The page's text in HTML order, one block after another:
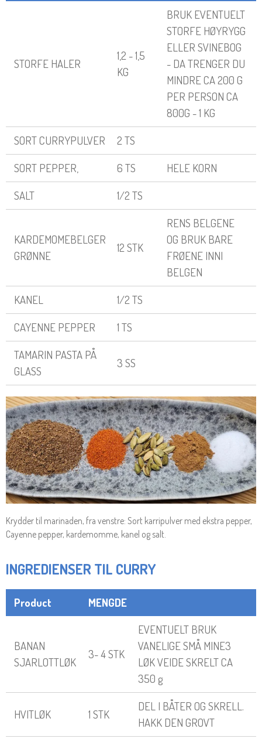
STORFE HALER
1,2 - 1,5
KG
BRUK EVENTUELT
STORFE HØYRYGG
ELLER SVINEBOG
- DA TRENGER DU
MINDRE CA 200 G
PER PERSON CA
800G - 1 KG
SORT CURRYPULVER 2 TS
SORT PEPPER, 6 TS HELE KORN
SALT 1/2 TS
KARDEMOMEBELGER
GRØNNE
12 STK
RENS BELGENE
OG BRUK BARE
FRØENE INNI
BELGEN
KANEL 1/2 TS
CAYENNE PEPPER 1 TS
TAMARIN PASTA PÅ
GLASS
3 SS
Krydder til marinaden, fra venstre: Sort karripulver med ekstra pepper,
Cayenne pepper, kardemomme, kanel og salt.
INGREDIENSER TIL CURRY
Product MENGDE
BANAN
SJARLOTTLØK
3- 4 STK
EVENTUELT BRUK
VANELIGE SMÅ MINE3
LØK VEIDE SKRELT CA
350 g
HVITLØK 1 STK
DEL I BÅTER OG SKRELL.
HAKK DEN GROVT